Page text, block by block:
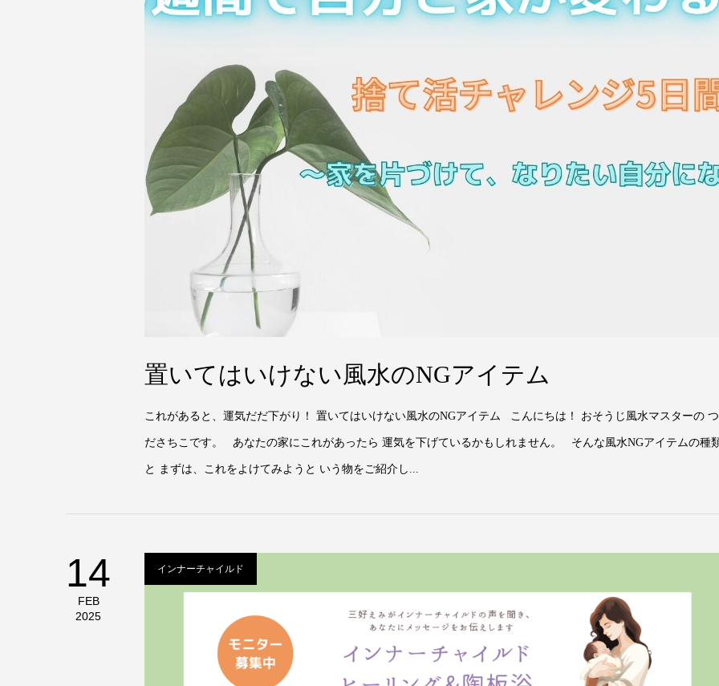
置いてはいけない風水のNGアイテム
これがあると、運気だだ下がり！ 置いてはいけない風水のNGアイテム こんにちは！ おそうじ風水マスターの
ださちこです。 あなたの家にこれがあったら 運気を下げているかもしれません。 そんな風水NGアイテムの種
と まずは、これをよけてみようと いう物をご紹介し...
14
FEB
2025
インナーチャイルド